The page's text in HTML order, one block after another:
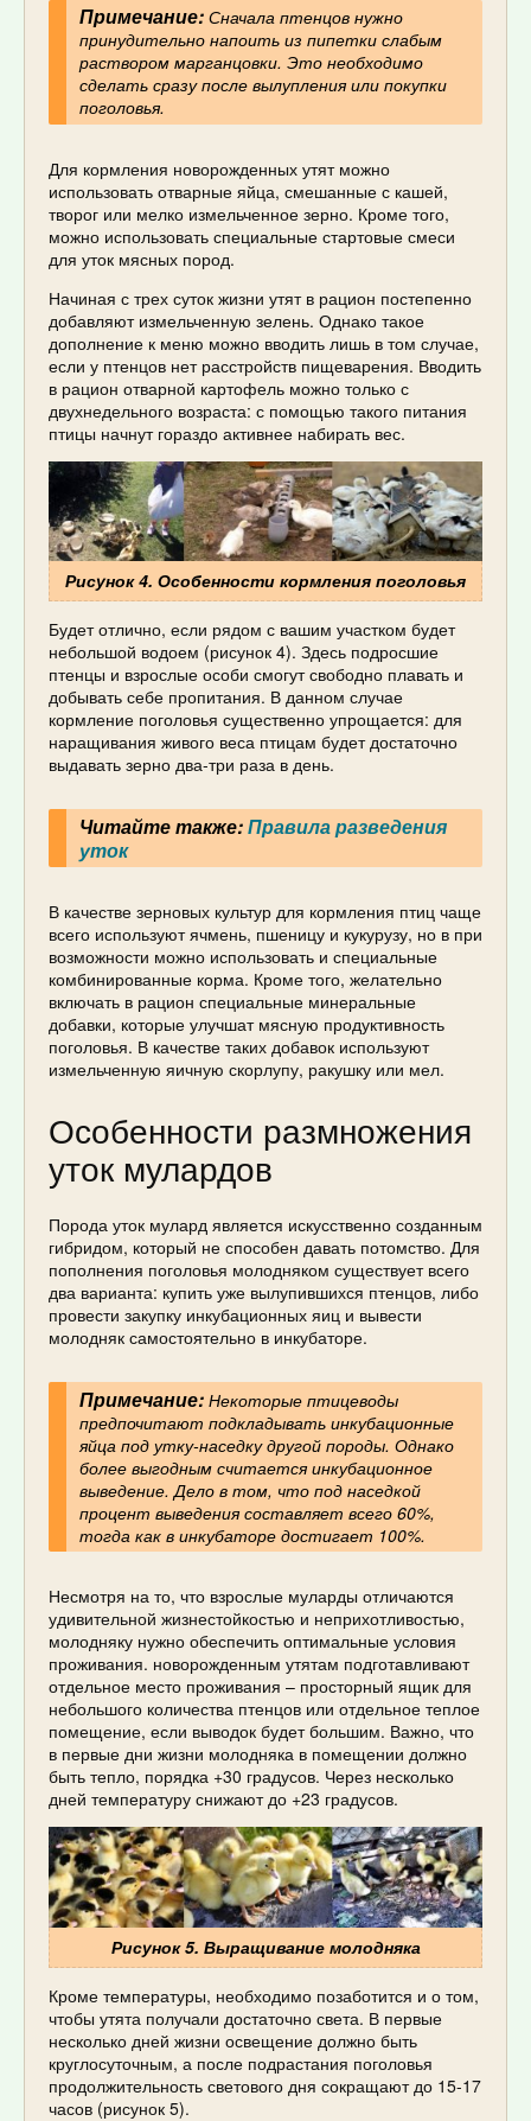
Примечание:Сначала птенцов нужно
принудительно напоить из пипетки слабым
раствором марганцовки. Это необходимо
сделать сразу после вылупления или покупки
поголовья.
Для кормления новорожденных утят можно
использовать отварные яйца, смешанные с кашей,
творог или мелко измельченное зерно. Кроме того,
можно использовать специальные стартовые смеси
для уток мясных пород.
Начиная с трех суток жизни утят в рацион постепенно
добавляют измельченную зелень. Однако такое
дополнение к меню можно вводить лишь в том случае,
если у птенцов нет расстройств пищеварения. Вводить
в рацион отварной картофель можно только с
двухнедельного возраста: с помощью такого питания
птицы начнут гораздо активнее набирать вес.
Рисунок 4. Особенности кормления поголовья
Будет отлично, если рядом с вашим участком будет
небольшой водоем (рисунок 4). Здесь подросшие
птенцы и взрослые особи смогут свободно плавать и
добывать себе пропитания. В данном случае
кормление поголовья существенно упрощается: для
наращивания живого веса птицам будет достаточно
выдавать зерно два-три раза в день.
Читайте также:Правила разведения
уток
В качестве зерновых культур для кормления птиц чаще
всего используют ячмень, пшеницу и кукурузу, но в при
возможности можно использовать и специальные
комбинированные корма. Кроме того, желательно
включать в рацион специальные минеральные
добавки, которые улучшат мясную продуктивность
поголовья. В качестве таких добавок используют
измельченную яичную скорлупу, ракушку или мел.
Особенности размножения
уток мулардов
Порода уток мулард является искусственно созданным
гибридом, который не способен давать потомство. Для
пополнения поголовья молодняком существует всего
два варианта: купить уже вылупившихся птенцов, либо
провести закупку инкубационных яиц и вывести
молодняк самостоятельно в инкубаторе.
Примечание:Некоторые птицеводы
предпочитают подкладывать инкубационные
яйца под утку-наседку другой породы. Однако
более выгодным считается инкубационное
выведение. Дело в том, что под наседкой
процент выведения составляет всего 60%,
тогда как в инкубаторе достигает 100%.
Несмотря на то, что взрослые муларды отличаются
удивительной жизнестойкостью и неприхотливостью,
молодняку нужно обеспечить оптимальные условия
проживания. новорожденным утятам подготавливают
отдельное место проживания – просторный ящик для
небольшого количества птенцов или отдельное теплое
помещение, если выводок будет большим. Важно, что
в первые дни жизни молодняка в помещении должно
быть тепло, порядка +30 градусов. Через несколько
дней температуру снижают до +23 градусов.
Рисунок 5. Выращивание молодняка
Кроме температуры, необходимо позаботится и о том,
чтобы утята получали достаточно света. В первые
несколько дней жизни освещение должно быть
круглосуточным, а после подрастания поголовья
продолжительность светового дня сокращают до 15-17
часов (рисунок 5).